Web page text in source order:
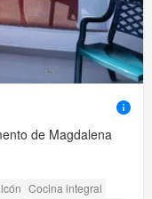
de Magdalena
Cocina integral